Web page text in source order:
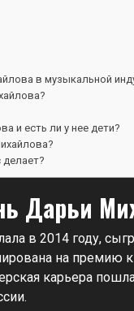
в музыкальной
и есть ли у нее дети?
Дарьи
в 2014 году,
на премию
карьера